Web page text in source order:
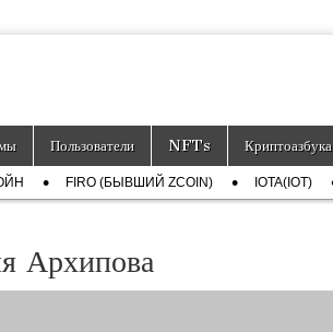
Пользователи NFTs Криптоазбука
FIRO (БЫВШИЙ ZCOIN) IOTA(IOT)
Архипова